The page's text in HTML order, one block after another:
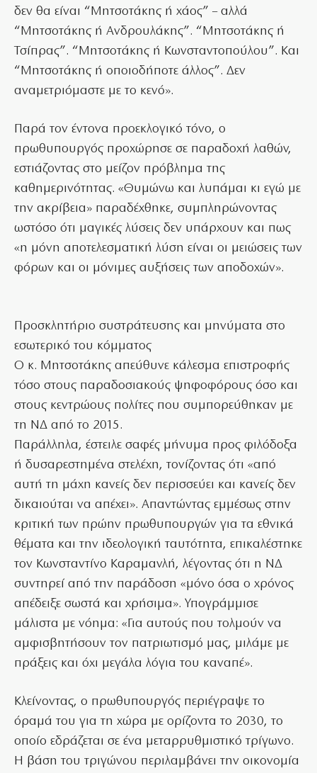
δεν θα είναι “Μητσοτάκης ή χάος” – αλλά
“Μητσοτάκης ή Ανδρουλάκης”. “Μητσοτάκης ή
Τσίπρας”. “Μητσοτάκης ή Κωνσταντοπούλου”. Και
“Μητσοτάκης ή οποιοδήποτε άλλος”. Δεν
αναμετριόμαστε με το κενό».
Παρά τον έντονα προεκλογικό τόνο, ο
πρωθυπουργός προχώρησε σε παραδοχή λαθών,
εστιάζοντας στο μείζον πρόβλημα της
καθημερινότητας. «Θυμώνω και λυπάμαι κι εγώ με
την ακρίβεια» παραδέχθηκε, συμπληρώνοντας
ωστόσο ότι μαγικές λύσεις δεν υπάρχουν και πως
«η μόνη αποτελεσματική λύση είναι οι μειώσεις των
φόρων και οι μόνιμες αυξήσεις των αποδοχών».
Προσκλητήριο συστράτευσης και μηνύματα στο
εσωτερικό του κόμματος
Ο κ. Μητσοτάκης απεύθυνε κάλεσμα επιστροφής
τόσο στους παραδοσιακούς ψηφοφόρους όσο και
στους κεντρώους πολίτες που συμπορεύθηκαν με
τη ΝΔ από το 2015.
Παράλληλα, έστειλε σαφές μήνυμα προς φιλόδοξα
ή δυσαρεστημένα στελέχη, τονίζοντας ότι «από
αυτή τη μάχη κανείς δεν περισσεύει και κανείς δεν
δικαιούται να απέχει». Απαντώντας εμμέσως στην
κριτική των πρώην πρωθυπουργών για τα εθνικά
θέματα και την ιδεολογική ταυτότητα, επικαλέστηκε
τον Κωνσταντίνο Καραμανλή, λέγοντας ότι η ΝΔ
συντηρεί από την παράδοση «μόνο όσα ο χρόνος
απέδειξε σωστά και χρήσιμα». Υπογράμμισε
μάλιστα με νόημα: «Για αυτούς που τολμούν να
αμφισβητήσουν τον πατριωτισμό μας, μιλάμε με
πράξεις και όχι μεγάλα λόγια του καναπέ».
Κλείνοντας, ο πρωθυπουργός περιέγραψε το
όραμά του για τη χώρα με ορίζοντα το 2030, το
οποίο εδράζεται σε ένα μεταρρυθμιστικό τρίγωνο.
Η βάση του τριγώνου περιλαμβάνει την οικονομία